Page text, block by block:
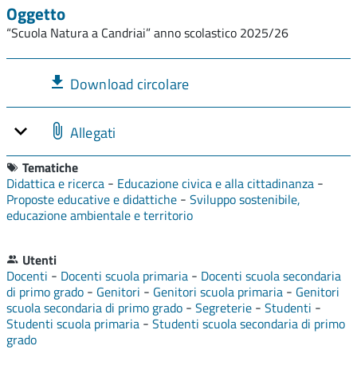
Oggetto
“Scuola Natura a Candriai” anno scolastico 2025/26
Download circolare
Allegati
Tematiche
Didattica e ricerca - Educazione civica e alla cittadinanza -
Proposte educative e didattiche - Sviluppo sostenibile,
educazione ambientale e territorio
Utenti
Docenti - Docenti scuola primaria - Docenti scuola secondaria
di primo grado - Genitori - Genitori scuola primaria - Genitori
scuola secondaria di primo grado - Segreterie - Studenti -
Studenti scuola primaria - Studenti scuola secondaria di primo
grado